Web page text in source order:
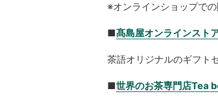
※オンラインショップで
■髙島屋オンラインスト
茶語オリジナルのギフト
■世界のお茶専門店Tea